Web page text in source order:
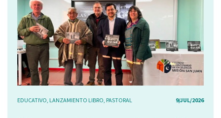
EDUCATIVO LANZAMIENTO LIBRO PASTORAL 9/JUL/2026